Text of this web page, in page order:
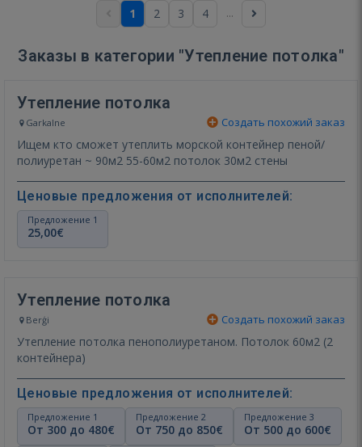
1 2 3 4 ...
Заказы в категории "Утепление потолка"
Утепление потолка
Garkalne Создать похожий заказ
Ищем кто сможет утеплить морской контейнер пеной/
полиуретан ~ 90м2 55-60м2 потолок 30м2 стены
Ценовые предложения от исполнителей:
Предложение 1
25,00€
Утепление потолка
Berģi Создать похожий заказ
Утепление потолка пенополиуретаном. Потолок 60м2 (2
контейнера)
Ценовые предложения от исполнителей:
Предложение 1
От 300 до 480€
Предложение 2
От 750 до 850€
Предложение 3
От 500 до 600€